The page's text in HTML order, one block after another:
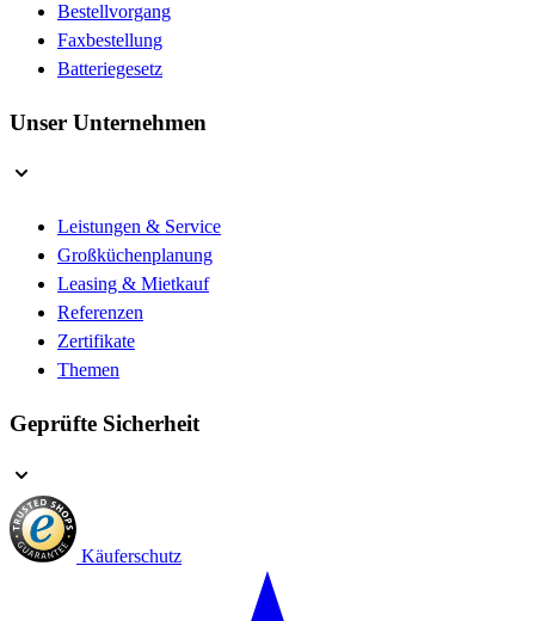
Bestellvorgang
Faxbestellung
Batteriegesetz
Unser Unternehmen
Leistungen & Service
Großküchenplanung
Leasing & Mietkauf
Referenzen
Zertifikate
Themen
Geprüfte Sicherheit
Käuferschutz